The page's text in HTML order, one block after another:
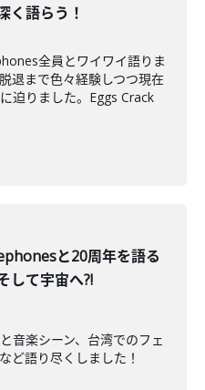
く語らう！
全員とワイワイ語りま
退まで色々経験しつつ現在
迫りました。Eggs Crack
と20周年を語る
して宇宙へ?!
音楽シーン、台湾でのフェ
ど語り尽くしました！